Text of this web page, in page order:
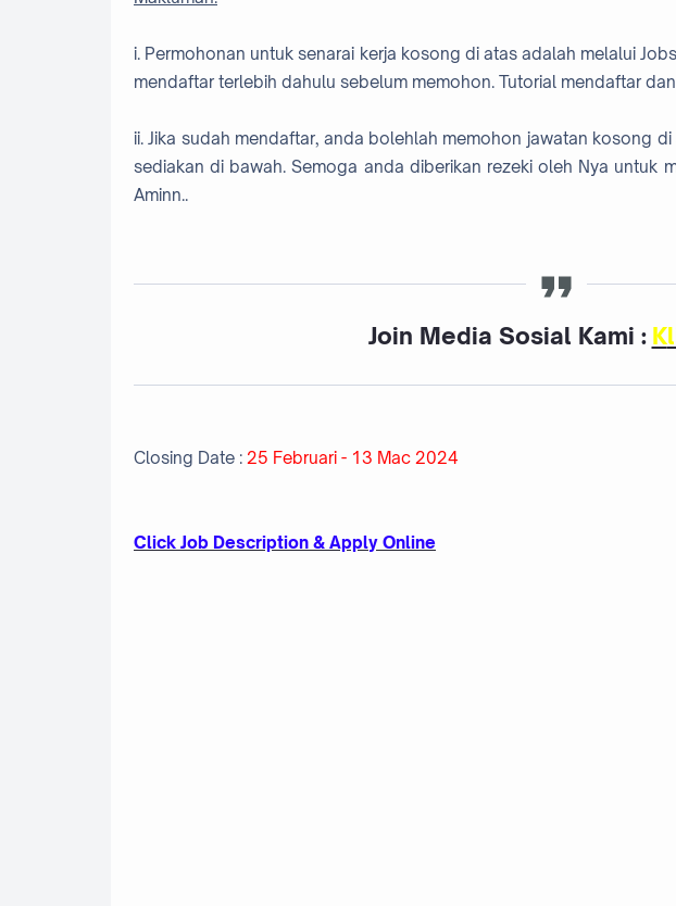
i. Permohonan untuk senarai kerja kosong di atas adalah melalui
mendaftar terlebih dahulu sebelum memohon. Tutorial mendaftar
ii. Jika sudah mendaftar, anda bolehlah memohon jawatan kosong
sediakan di bawah. Semoga anda diberikan rezeki oleh Nya untuk
Aminn..
Join Media Sosial Kami : K
Closing Date : 25 Februari - 13 Mac 2024
Click Job Description & Apply Online